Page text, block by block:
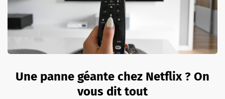
Une panne géante chez Netflix ? On
vous dit tout